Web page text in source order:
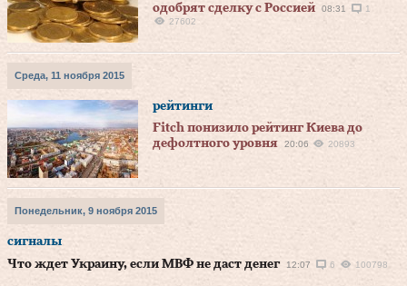
одобрят сделку с Россией
08:31
1
27602
Среда, 11 ноября 2015
рейтинги
Fitch понизило рейтинг Киева до
дефолтного уровня
20:06 20893
Понедельник, 9 ноября 2015
сигналы
Что ждет Украину, если МВФ не даст денег
12:07 6 100798